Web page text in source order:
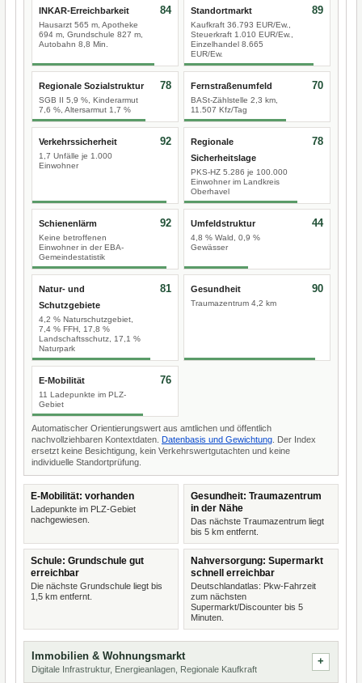
INKAR-Erreichbarkeit
Hausarzt 565 m, Apotheke
694 m, Grundschule 827 m,
Autobahn 8,8 Min.
84 Standortmarkt
Kaufkraft 36.793 EUR/Ew.,
Steuerkraft 1.010 EUR/Ew.,
Einzelhandel 8.665
EUR/Ew.
89
Regionale Sozialstruktur
SGB II 5,9 %, Kinderarmut
7,6 %, Altersarmut 1,7 %
78 Fernstraßenumfeld
BASt-Zählstelle 2,3 km,
11.507 Kfz/Tag
70
Verkehrssicherheit
1,7 Unfälle je 1.000
Einwohner
92
Regionale
Sicherheitslage
PKS-HZ 5.286 je 100.000
Einwohner im Landkreis
Oberhavel
78
Schienenlärm
Keine betroffenen
Einwohner in der EBA-
Gemeindestatistik
92 Umfeldstruktur
4,8 % Wald, 0,9 %
Gewässer
44
Natur- und
Schutzgebiete
4,2 % Naturschutzgebiet,
7,4 % FFH, 17,8 %
Landschaftsschutz, 17,1 %
Naturpark
81 Gesundheit
Traumazentrum 4,2 km
90
E-Mobilität
11 Ladepunkte im PLZ-
Gebiet
76
Automatischer Orientierungswert aus amtlichen und öffentlich
nachvollziehbaren Kontextdaten. Datenbasis und Gewichtung . Der Index
ersetzt keine Besichtigung, kein Verkehrswertgutachten und keine
individuelle Standortprüfung.
E-Mobilität: vorhanden
Ladepunkte im PLZ-Gebiet
nachgewiesen.
Gesundheit: Traumazentrum
in der Nähe
Das nächste Traumazentrum liegt
bis 5 km entfernt.
Schule: Grundschule gut
erreichbar
Die nächste Grundschule liegt bis
1,5 km entfernt.
Nahversorgung: Supermarkt
schnell erreichbar
Deutschlandatlas: Pkw-Fahrzeit
zum nächsten
Supermarkt/Discounter bis 5
Minuten.
Immobilien & Wohnungsmarkt
Digitale Infrastruktur, Energieanlagen, Regionale Kaufkraft